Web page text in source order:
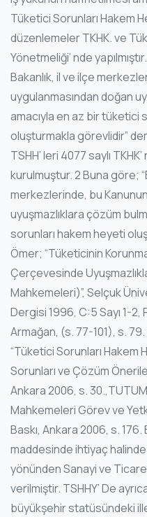
Tüketici Sorunları Hakem
düzenlemeler TKHK. ve
Yönetmeliği’ nde
Bakanlık, il ve ilçe
uygulanmasından doğan
amacıyla en az bir tüketici
oluşturmakla görevlidir”
TSHH’ leri 4077 saylı
kurulmuştur. 2 Buna göre;
merkezlerinde, bu
uyuşmazlıklara çözüm
sorunları hakem heyeti
Ömer; “Tüketicinin
Çerçevesinde
Mahkemeleri)”, Selçuk
Dergisi 1996, C:5 Sayı 1-2,
Armağan, (s. 77-101), s.
“Tüketici Sorunları Hakem
Sorunları ve Çözüm
Ankara 2006, s.
Mahkemeleri Görev ve Yetki
Baskı, Ankara 2006, s. 176.
maddesinde ihtiyaç
yönünden Sanayi ve Ticaret
verilmiştir. TSHHY’ De
büyükşehir statüsündeki